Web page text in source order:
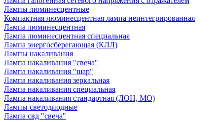
Лампы люминесцентные
Компактная люминесцентная лампа неинтегрированная
Лампа люминесцентная
Лампа люминесцентная специальная
Лампа энергосберегающая (КЛЛ)
Лампы накаливания
Лампа накаливания "свеча"
Лампа накаливания "шар"
Лампа накаливания зеркальная
Лампа накаливания специальная
Лампа накаливания стандартная (ЛОН, МО)
Лампы светодиодные
Лампа свд "свеча"